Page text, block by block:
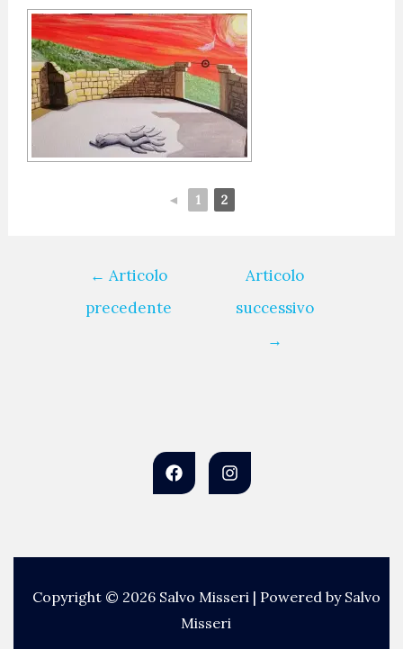
◄ 1 2
← Articolo
precedente
Articolo
successivo
→
Copyright © 2026 Salvo Misseri | Powered by Salvo
Misseri